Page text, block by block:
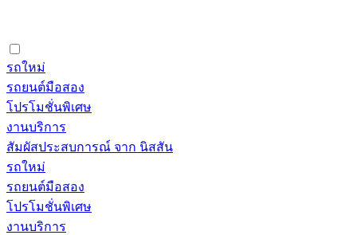
รถใหม่
รถยนต์มือสอง
โปรโมชั่นพิเศษ
งานบริการ
สัมผัสประสบการณ์ จาก นิสสัน
รถใหม่
รถยนต์มือสอง
โปรโมชั่นพิเศษ
งานบริการ